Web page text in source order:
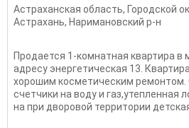
Астраханская область, Городской
Астрахань, Наримановский р-н
Продается 1-комнатная квартира в
адресу энергетическая 13.
хорошим косметическим ремонтом.
счетчики на воду и газ,утепленная
на при дворовой территории